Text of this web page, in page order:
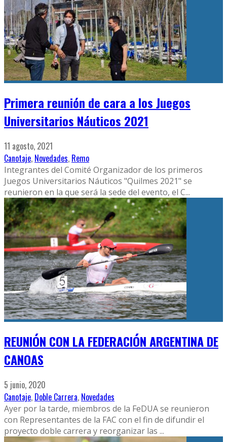
Primera reunión de cara a los Juegos
Universitarios Náuticos 2021
11 agosto, 2021
Canotaje, Novedades, Remo
Integrantes del Comité Organizador de los primeros
Juegos Universitarios Náuticos "Quilmes 2021" se
reunieron en la que será la sede del evento, el C...
REUNIÓN CON LA FEDERACIÓN ARGENTINA DE
CANOAS
5 junio, 2020
Canotaje, Doble Carrera, Novedades
Ayer por la tarde, miembros de la FeDUA se reunieron
con Representantes de la FAC con el fin de difundir el
proyecto doble carrera y reorganizar las ...